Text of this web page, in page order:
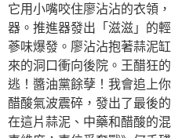
它用小嘴咬住廖沾沾的衣領
器。推進器發出「滋滋」的
蔘味爆發。廖沾沾抱著蒜泥
來的洞口衝向後院。王醋狂
逃！醬油黨餘孽！我會追上
醋酸氣波震碎，發出了最後
在這片蒜泥、中藥和醋酸的